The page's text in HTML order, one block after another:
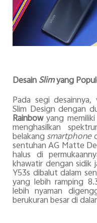
DesainSlimyang
Pada segi
Slim Design dengan
Rainbowyang
menghasilkan
belakang smartphone
sentuhan AG Matte
halus di
khawatir dengan sidik
Y53s dibalut dalam
yang lebih ramping
lebih nyaman
berukuran besar di